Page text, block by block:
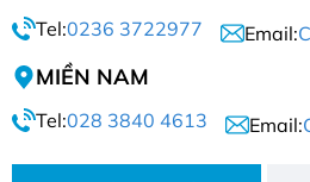
Tel:0236 3722977 Email:
MIỀN NAM
Tel:028 3840 4613 Email: